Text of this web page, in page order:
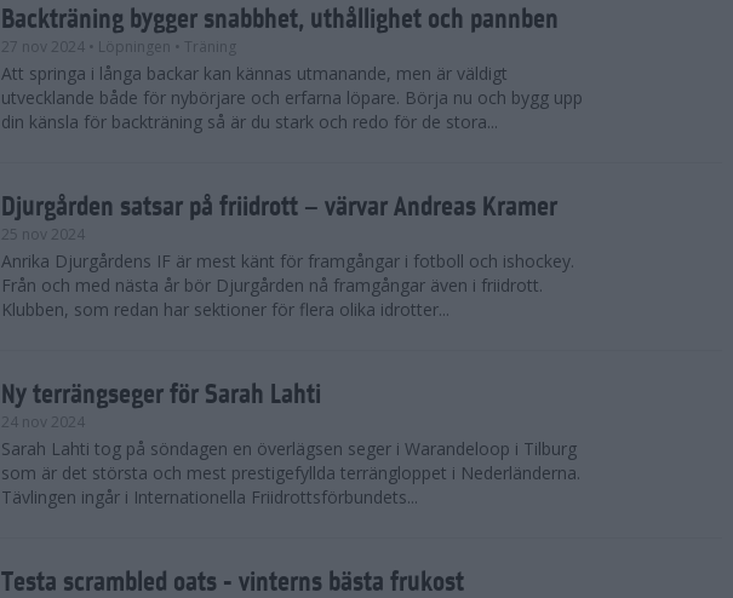
Backträning bygger snabbhet, uthållighet och pannben
27 nov 2024 • Löpningen • Träning
Att springa i långa backar kan kännas utmanande, men är väldigt
utvecklande både för nybörjare och erfarna löpare. Börja nu och bygg upp
din känsla för backträning så är du stark och redo för de stora...
Djurgården satsar på friidrott – värvar Andreas Kramer
25 nov 2024
Anrika Djurgårdens IF är mest känt för framgångar i fotboll och ishockey.
Från och med nästa år bör Djurgården nå framgångar även i friidrott.
Klubben, som redan har sektioner för flera olika idrotter...
Ny terrängseger för Sarah Lahti
24 nov 2024
Sarah Lahti tog på söndagen en överlägsen seger i Warandeloop i Tilburg
som är det största och mest prestigefyllda terrängloppet i Nederländerna.
Tävlingen ingår i Internationella Friidrottsförbundets...
Testa scrambled oats - vinterns bästa frukost